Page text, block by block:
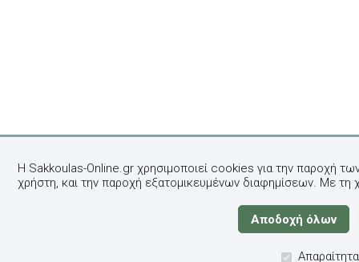
Η Sakkoulas-Online.gr χρησιμοποιεί cookies για την παροχή
χρήστη, και την παροχή εξατομικευμένων διαφημίσεων. Με